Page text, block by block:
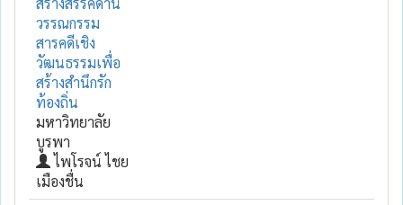
วรรณกรรม
สารคดีเชิง
วัฒนธรรมเพื่อ
สร้างสำนึกรัก
ท้องถิ่น
มหาวิทยาลัย
บูรพา
ไพโรจน์ ไชย
เมืองชื่น